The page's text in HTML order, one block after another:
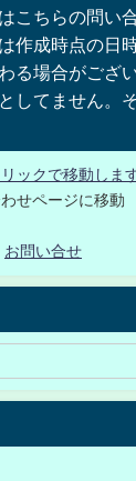
こちらの問い
作成時点の日
る場合がござ
してません。
ックで移動しま
せページに移動
お問い合せ